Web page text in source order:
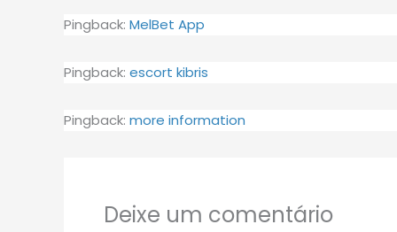
Pingback: MelBet App
Pingback: escort kibris
Pingback: more information
Deixe um comentário